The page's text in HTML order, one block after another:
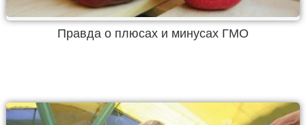
Правда о плюсах и минусах ГМО